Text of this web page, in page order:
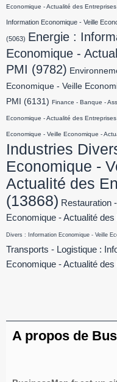
Economique - Actualité des
Information Economique - Veille
(5063) Energie :
Economique -
PMI (9782)
Economique - Veille
PMI
(6131) Finance - Banque -
Economique - Actualité des
Economique - Veille Economique -
Industries
Economique -
Actualité des
(13868) Restauration
Economique - Actualité
Divers : Information Economique - Veille
Transports - Logistique :
Economique - Actualité
A propos de